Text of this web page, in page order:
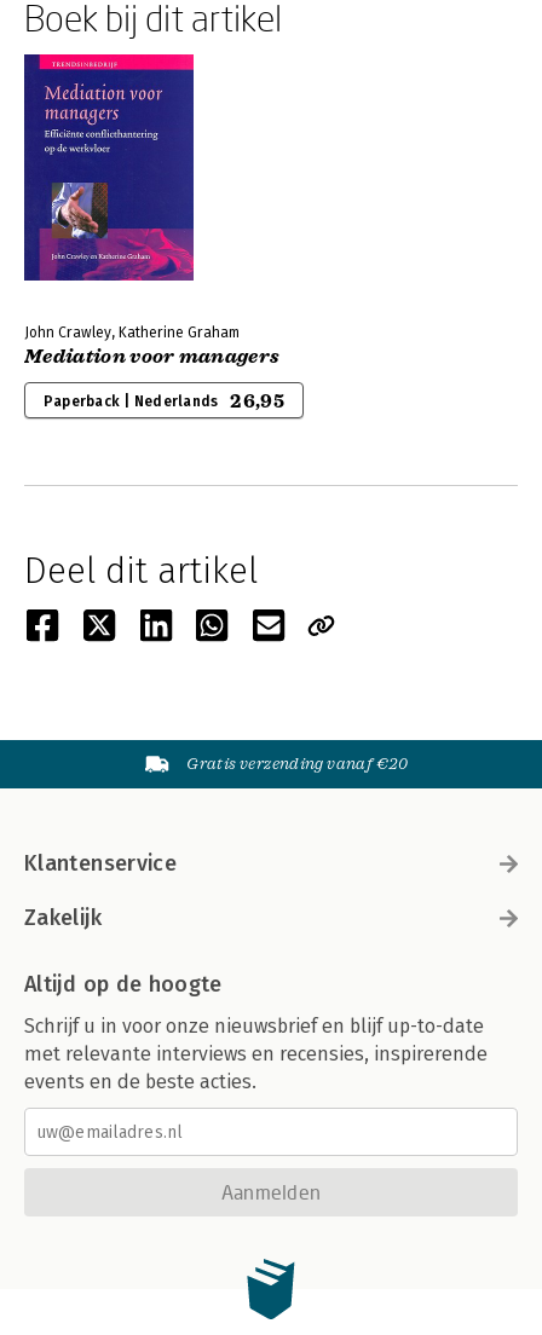
Boek bij dit artikel
John Crawley, Katherine Graham
Mediation voor managers
Paperback | Nederlands 26,95
Deel dit artikel
Gratis verzending vanaf €20
Klantenservice
Zakelijk
Altijd op de hoogte
Schrijf u in voor onze nieuwsbrief en blijf up-to-date
met relevante interviews en recensies, inspirerende
events en de beste acties.
Aanmelden